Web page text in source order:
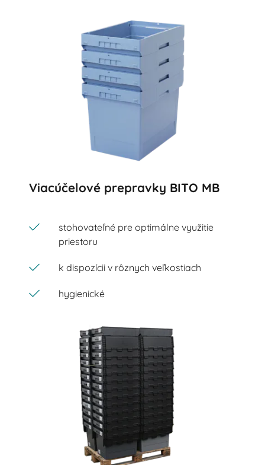
Viacúčelové prepravky BITO MB
stohovateľné pre optimálne využitie
priestoru
k dispozícii v rôznych veľkostiach
hygienické